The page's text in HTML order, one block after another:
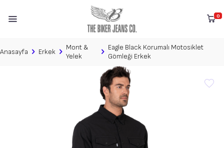
0
Anasayfa Erkek
Mont &
Yelek
Eagle Black Korumalı Motosiklet
Gömleği Erkek